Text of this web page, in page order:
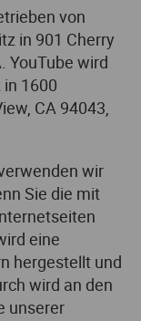
von
in 901 Cherry
YouTube wird
1600
CA 94043,
wir
Sie die mit
eine
hergestellt und
wird an den
unserer